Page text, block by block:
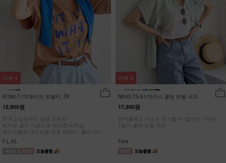
KO62-T-13/왓이즈 반팔티_DY
15,900원
[F-XL] 감각적인 영문 프린트!
바이오 실키 가공으로 매끈한 터치감
부드러움과 내구성을 갖춘 면85%, 폴리15%
#NAK MADE.
F,L,XL
리뷰 4
NK62-TS-61/마리스 쿨링 반팔 셔츠
17,900원
한여름에도 셔츠는 포기할 수 없다면,가벼운
7컬러 쿨링 반팔 셔츠
Free
리뷰 9